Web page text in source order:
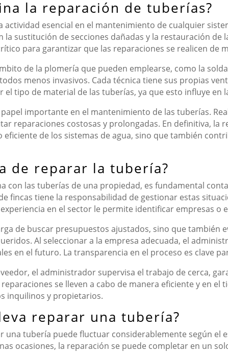
la reparación de tuberías?
actividad esencial en el mantenimiento de cualquier
la sustitución de secciones dañadas y la restauración de
para garantizar que las reparaciones se realicen de
de la plomería que pueden emplearse, como la
menos invasivos. Cada técnica tiene sus propias
tipo de material de las tuberías, ya que esto influye en
importante en el mantenimiento de las tuberías.
reparaciones costosas y prolongadas. En definitiva, la
de los sistemas de agua, sino que también
de reparar la tubería?
con las tuberías de una propiedad, es fundamental
fincas tiene la responsabilidad de gestionar estas
en el sector le permite identificar empresas o
de buscar presupuestos ajustados, sino que también
Al seleccionar a la empresa adecuada, el
en el futuro. La transparencia en el proceso es clave
el administrador supervisa el trabajo de cerca,
se lleven a cabo de manera eficiente y en
inquilinos y propietarios.
reparar una tubería?
una tubería puede fluctuar considerablemente según el
ocasiones, la reparación se puede completar en un